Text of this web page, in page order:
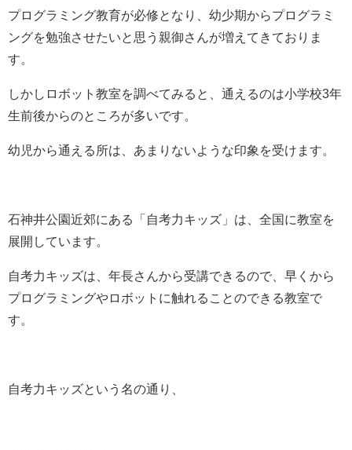
プログラミング教育が必修となり、幼少期からプログラミ
ングを勉強させたいと思う親御さんが増えてきておりま
す。
しかしロボット教室を調べてみると、通えるのは小学校3年
生前後からのところが多いです。
幼児から通える所は、あまりないような印象を受けます。
石神井公園近郊にある「自考力キッズ」は、全国に教室を
展開しています。
自考力キッズは、年長さんから受講できるので、早くから
プログラミングやロボットに触れることのできる教室で
す。
自考力キッズという名の通り、